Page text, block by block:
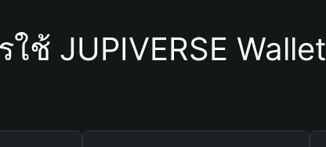
ใช้ JUPIVERSE Wallet